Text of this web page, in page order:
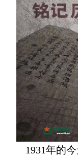
1931年的